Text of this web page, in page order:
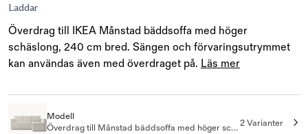
Laddar
Överdrag till IKEA Månstad bäddsoffa med höger
schäslong, 240 cm bred. Sängen och förvaringsutrymmet
kan användas även med överdraget på. Läs mer
Modell
Överdrag till Månstad bäddsoffa med höger schäslong2 Varianter